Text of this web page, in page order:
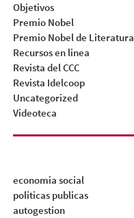
Objetivos
Premio Nobel
Premio Nobel de Literatura
Recursos en linea
Revista del CCC
Revista Idelcoop
Uncategorized
Videoteca
economia social
politicas publicas
autogestion